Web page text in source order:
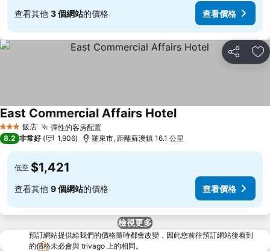
查看其他 3 個網站的價格 查看價格
分享 加
3 星級 飯店 彈性的客房配置查看價格
East Commercial Affairs Hotel查看價格
8.2 非常好 1,906 羅東市, 距離蘇澳鎮 16.1 公里
低至 $1,421
查看其他 9 個網站的價格 查看價格
檢視更多
預訂網站提供給我們的價格隨時都會改變，因此您前往預訂網站後看到
的價格未必會與 trivago 上的相同。